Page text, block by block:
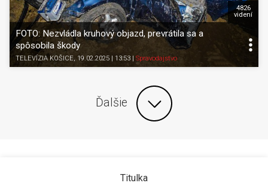
FOTO: Nezvládla kruhový objazd, prevrátila sa a
spôsobila škody
TELEVÍZIA KOŠICE, 19.02.2025 | 13:53 | Spravodajstvo
4826
videní
Ďalšie
Titulka